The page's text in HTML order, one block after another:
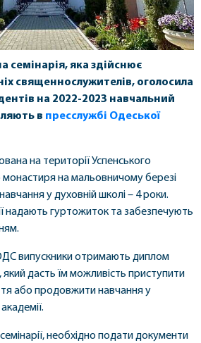
семінарія, яка здійснює
священнослужителів, оголосила
на 2022-2023 навчальний
в пресслужбі Одеської
на території Успенського
монастиря на мальовничому березі
у духовній школі – 4 роки.
надають гуртожиток та забезпечують
ОДС випускники отримають диплом
дасть їм можливість приступити
або продовжити навчання у
необхідно подати документи